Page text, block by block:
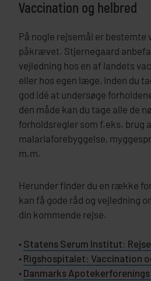
Vaccination og helbred
På nogle rejsemål er
påkrævet. Stjernegaard
vejledning hos en af landets
eller hos egen læge, inden du
god idé at undersøge
den måde kan du tage alle de
forholdsregler som f.eks. brug
malariaforebyggelse,
m.m.
Herunder finder du en række
kan få gode råd og vejledning
din kommende rejse.
• Statens Serum Institut:
• Rigshospitalet: Vaccination
• Danmarks